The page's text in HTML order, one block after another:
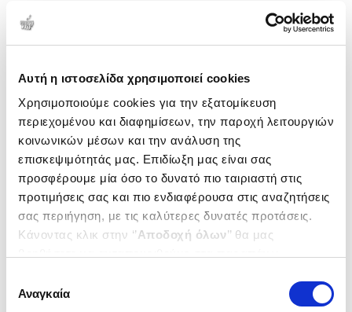
Αυτή η ιστοσελίδα χρησιμοποιεί cookies
Χρησιμοποιούμε cookies για την εξατομίκευση
περιεχομένου και διαφημίσεων, την παροχή λειτουργιών
κοινωνικών μέσων και την ανάλυση της
επισκεψιμότητάς μας. Επιδίωξη μας είναι σας
προσφέρουμε μία όσο το δυνατό πιο ταιριαστή στις
προτιμήσεις σας και πιο ενδιαφέρουσα στις αναζητήσεις
σας περιήγηση, με τις καλύτερες δυνατές προτάσεις.
Κάνοντας κλικ στην ‘’Αποδοχή όλων’’ θα μας
ενδιαφέρουν και να επιλέξετε από τα παρακάτω με την
συγκατάθεσης
Αναγκαία